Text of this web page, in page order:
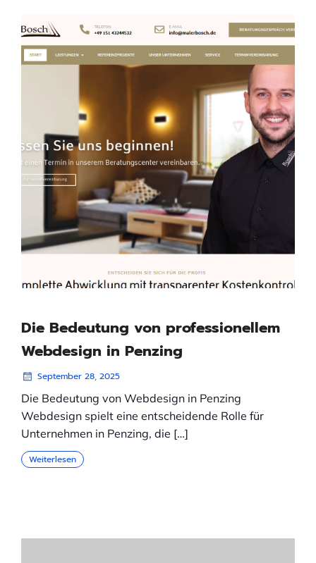
Die Bedeutung von professionellem
Webdesign in Penzing
September 28, 2025
Die Bedeutung von Webdesign in Penzing
Webdesign spielt eine entscheidende Rolle für
Unternehmen in Penzing, die […]
Weiterlesen